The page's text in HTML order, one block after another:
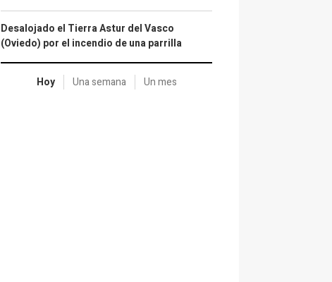
Desalojado el Tierra Astur del Vasco
(Oviedo) por el incendio de una parrilla
Hoy Una semana Un mes